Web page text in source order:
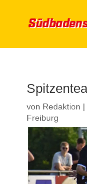
von Redaktion |
Freiburg